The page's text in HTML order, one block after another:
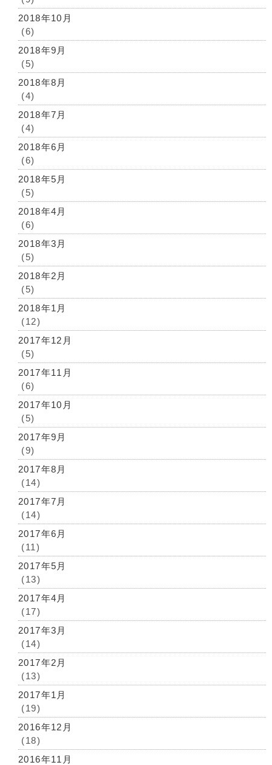
2018年10月
(6)
2018年9月
(5)
2018年8月
(4)
2018年7月
(4)
2018年6月
(6)
2018年5月
(5)
2018年4月
(6)
2018年3月
(5)
2018年2月
(5)
2018年1月
(12)
2017年12月
(5)
2017年11月
(6)
2017年10月
(5)
2017年9月
(9)
2017年8月
(14)
2017年7月
(14)
2017年6月
(11)
2017年5月
(13)
2017年4月
(17)
2017年3月
(14)
2017年2月
(13)
2017年1月
(19)
2016年12月
(18)
2016年11月